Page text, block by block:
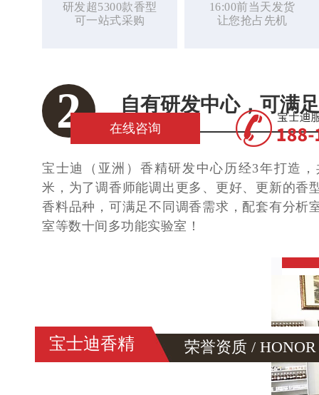
研发超5300款香型
可一站式采购
16:00前当天发货
让您抢占先机
2 自有研发中心，可满
宝士迪（亚洲）香精研发中心历经3年打造
米，为了调香师能调出更多、更好、更新的香
香料品种，可满足不同调香需求，配套有分析
室等数十间多功能实验室！
在线咨询
宝士迪香精 荣誉资质 / HONOR